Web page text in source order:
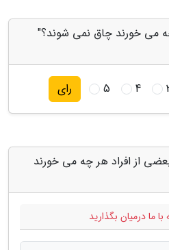
می خورند چاق نمی شوند؟"
4
5 رای
از افراد هر چه می خورند
ما درمیان بگذارید